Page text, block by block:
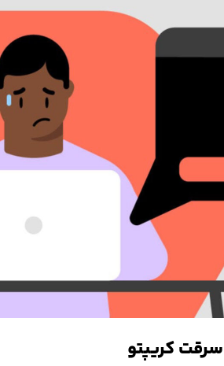
سرقت کریپتو